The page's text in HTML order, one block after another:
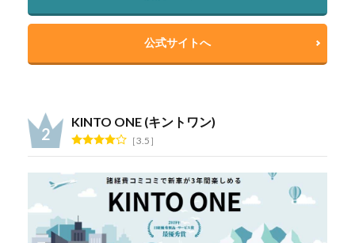
公式サイトへ
KINTO ONE (キントワン)
3.5